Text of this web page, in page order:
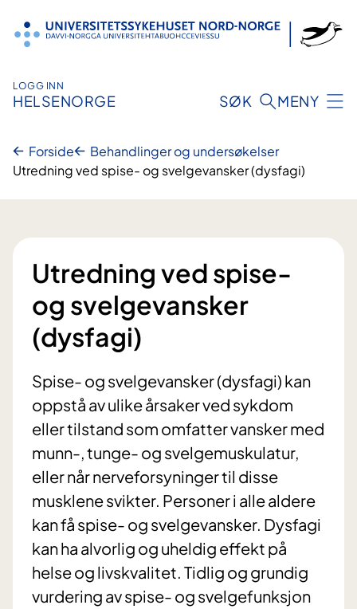
innhold
LOGG INN
HELSENORGE SØK MENY
Forside
Behandlinger og undersøkelser
Utredning ved spise- og svelgevansker (dysfagi)
Utredning ved spise-
og svelgevansker
(dysfagi)
Spise- og svelgevansker (dysfagi) kan
oppstå av ulike årsaker ved sykdom
eller tilstand som omfatter vansker med
munn-, tunge- og svelgemuskulatur,
eller når nerveforsyninger til disse
musklene svikter. Personer i alle aldere
kan få spise- og svelgevansker. Dysfagi
kan ha alvorlig og uheldig effekt på
helse og livskvalitet. Tidlig og grundig
vurdering av spise- og svelgefunksjon